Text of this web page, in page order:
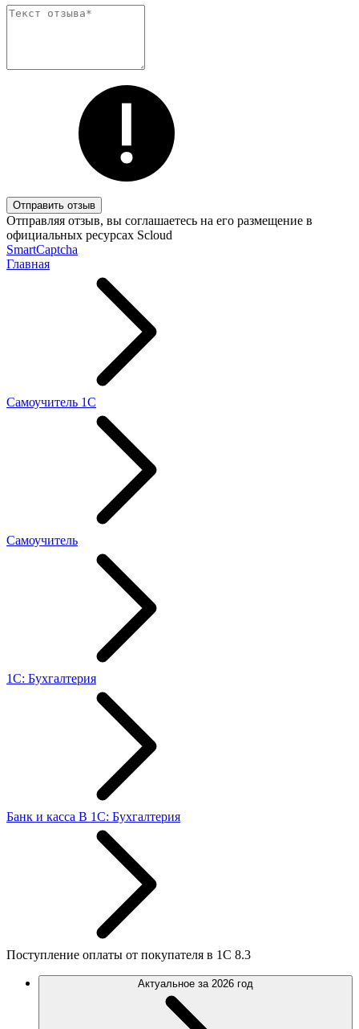
Отправить отзыв
Отправляя отзыв, вы соглашаетесь на его размещение в
официальных ресурсах Scloud
SmartCaptcha
Главная
Самоучитель 1С
Самоучитель
1С: Бухгалтерия
Банк и касса В 1С: Бухгалтерия
Поступление оплаты от покупателя в 1С 8.3
Актуальное за 2026 год